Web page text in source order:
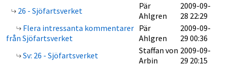
26 - Sjöfartsverket
Pär
Ahlgren
2009-09-
28 22:29
Flera intressanta kommentarer
från Sjöfartsverket
Pär
Ahlgren
2009-09-
29 00:36
Sv: 26 - Sjöfartsverket
Staffan von
Arbin
2009-09-
29 20:15